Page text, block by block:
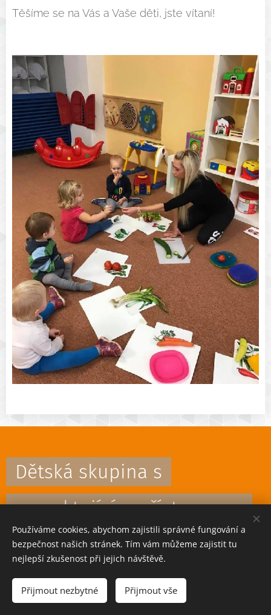
Těšíme se na Vás a Vaše děti, jste vítaní!
Dětská skupina s
respektujícím přístupem a
prvky Montessori
Používáme cookies, abychom zajistili správné fungování a
bezpečnost našich stránek. Tím vám můžeme zajistit tu
nejlepší zkušenost při jejich návštěvě.
Přijmout nezbytné Přijmout vše